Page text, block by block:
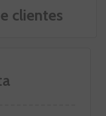
clientes